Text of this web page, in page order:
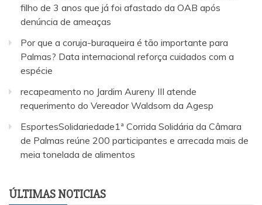
filho de 3 anos que já foi afastado da OAB após
denúncia de ameaças
Por que a coruja-buraqueira é tão importante para
Palmas? Data internacional reforça cuidados com a
espécie
recapeamento no Jardim Aureny III atende
requerimento do Vereador Waldsom da Agesp
EsportesSolidariedade1ª Corrida Solidária da Câmara
de Palmas reúne 200 participantes e arrecada mais de
meia tonelada de alimentos
ÚLTIMAS NOTICIAS